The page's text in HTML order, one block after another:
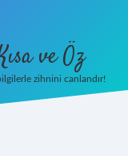
ve Öz
zihnini canlandır!